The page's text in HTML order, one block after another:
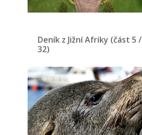
Deník z Jižní Afriky (část 5 /
32)